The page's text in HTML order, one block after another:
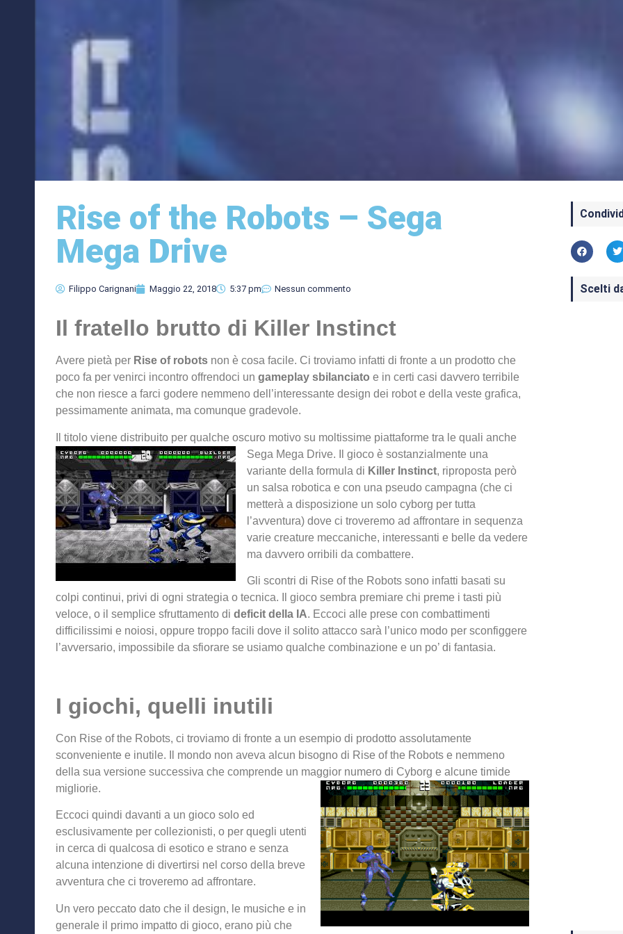
Rise of the Robots – Sega
Mega Drive
Filippo Carignani Maggio 22, 2018 5:37 pm Nessun commento
Il fratello brutto di Killer Instinct
Avere pietà per Rise of robots non è cosa facile. Ci troviamo infatti di fronte a un prodotto che
poco fa per venirci incontro offrendoci un gameplay sbilanciato e in certi casi davvero terribile
che non riesce a farci godere nemmeno dell’interessante design dei robot e della veste grafica,
pessimamente animata, ma comunque gradevole.
Il titolo viene distribuito per qualche oscuro motivo su moltissime piattaforme tra le quali anche
Sega Mega Drive. Il gioco è sostanzialmente una
variante della formula di Killer Instinct, riproposta però
un salsa robotica e con una pseudo campagna (che ci
metterà a disposizione un solo cyborg per tutta
l’avventura) dove ci troveremo ad affrontare in sequenza
varie creature meccaniche, interessanti e belle da vedere
ma davvero orribili da combattere.
Gli scontri di Rise of the Robots sono infatti basati su
colpi continui, privi di ogni strategia o tecnica. Il gioco sembra premiare chi preme i tasti più
veloce, o il semplice sfruttamento di deficit della IA. Eccoci alle prese con combattimenti
difficilissimi e noiosi, oppure troppo facili dove il solito attacco sarà l’unico modo per sconfiggere
l’avversario, impossibile da sfiorare se usiamo qualche combinazione e un po’ di fantasia.
I giochi, quelli inutili
Con Rise of the Robots, ci troviamo di fronte a un esempio di prodotto assolutamente
sconveniente e inutile. Il mondo non aveva alcun bisogno di Rise of the Robots e nemmeno
della sua versione successiva che comprende un maggior numero di Cyborg e alcune timide
migliorie.
Eccoci quindi davanti a un gioco solo ed
esclusivamente per collezionisti, o per quegli utenti
in cerca di qualcosa di esotico e strano e senza
alcuna intenzione di divertirsi nel corso della breve
avventura che ci troveremo ad affrontare.
Un vero peccato dato che il design, le musiche e in
generale il primo impatto di gioco, erano più che
Scelti